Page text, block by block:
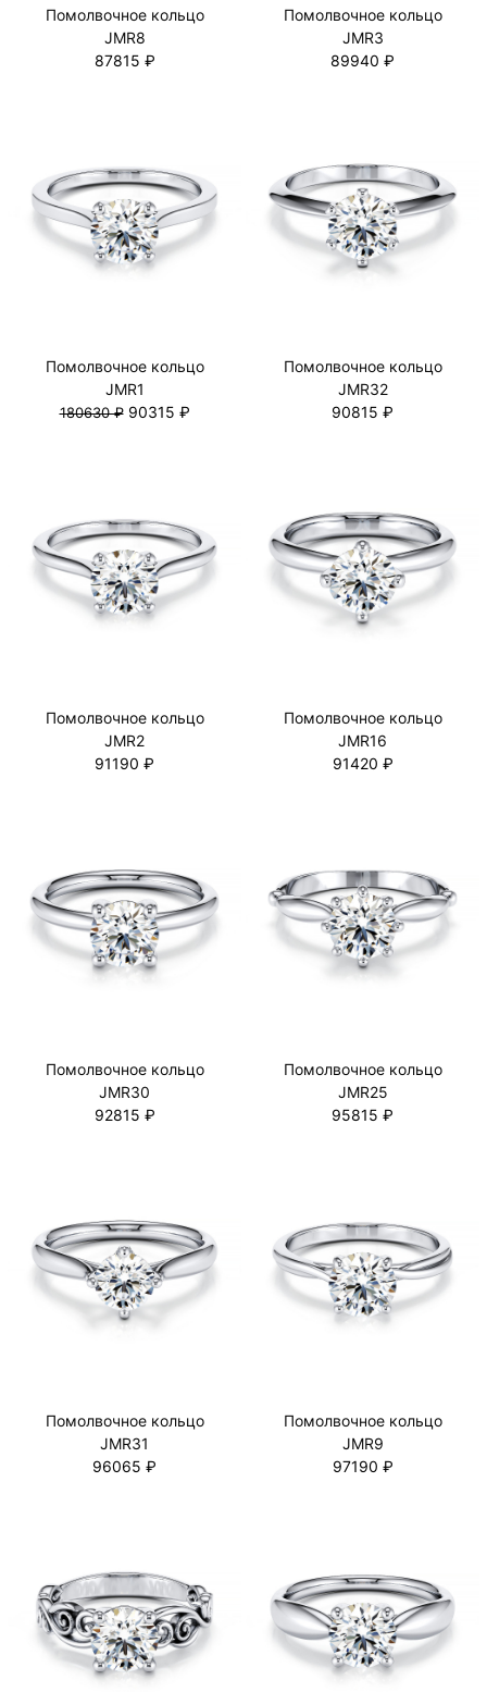
Помолвочное кольцо
JMR8
87815 ₽
Помолвочное кольцо
JMR3
89940 ₽
Помолвочное кольцо
JMR1
180630 ₽90315 ₽
Помолвочное кольцо
JMR32
90815 ₽
Помолвочное кольцо
JMR2
91190 ₽
Помолвочное кольцо
JMR16
91420 ₽
Помолвочное кольцо
JMR30
92815 ₽
Помолвочное кольцо
JMR25
95815 ₽
Помолвочное кольцо
JMR31
96065 ₽
Помолвочное кольцо
JMR9
97190 ₽